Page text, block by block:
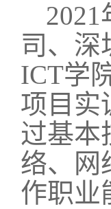
司、深
ICT学
项目实
过基本
络、网
作职业